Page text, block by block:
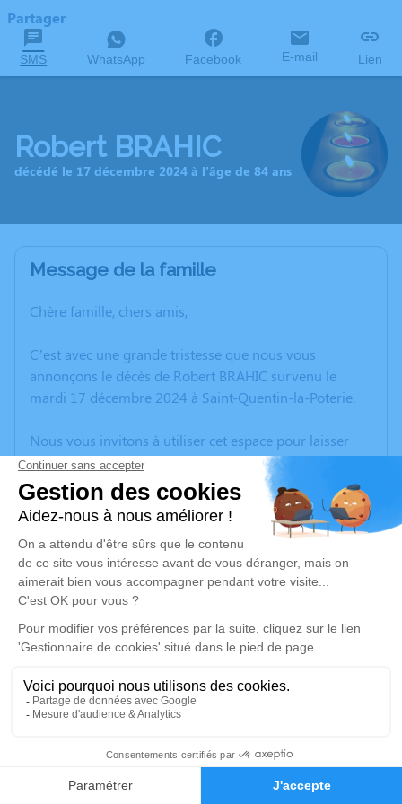
Faire-part Hommages
Partager
SMS WhatsApp Facebook E-mail Lien
Robert BRAHIC
décédé le 17 décembre 2024 à l'âge de 84 ans
Message de la famille
Chère famille, chers amis,
C’est avec une grande tristesse que nous vous
annonçons le décès de Robert BRAHIC survenu le
mardi 17 décembre 2024 à Saint-Quentin-la-Poterie.
Nous vous invitons à utiliser cet espace pour laisser
vos condoléances, partager des photos souvenirs, une
anecdote ou exprimer vos pensées à travers des
poèmes ou des textes. Cet endroit est un lieu
d'expression dédié à honorer la mémoire de Robert
BRAHIC.
Un service de plantation d’arbre hommage est
disponible ici
Cérémonie religieuse
Église Saint Quentin de Saint-Quentin-la-
Poterie